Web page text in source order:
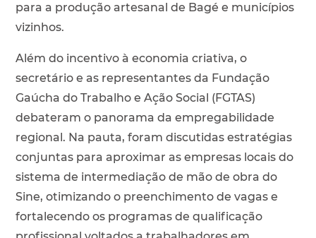
para a produção artesanal de Bagé e municípios
vizinhos.
Além do incentivo à economia criativa, o
secretário e as representantes da Fundação
Gaúcha do Trabalho e Ação Social (FGTAS)
debateram o panorama da empregabilidade
regional. Na pauta, foram discutidas estratégias
conjuntas para aproximar as empresas locais do
sistema de intermediação de mão de obra do
Sine, otimizando o preenchimento de vagas e
fortalecendo os programas de qualificação